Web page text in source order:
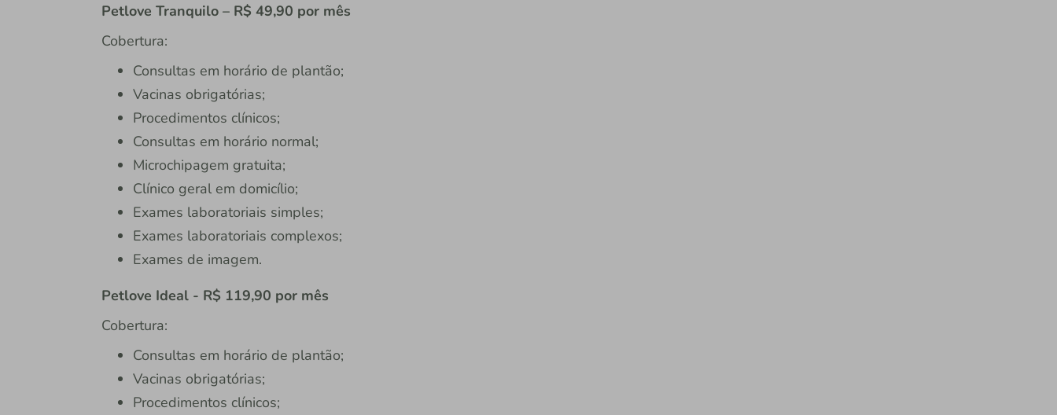
Petlove Tranquilo – R$ 49,90 por mês
Cobertura:
Consultas em horário de plantão;
Vacinas obrigatórias;
Procedimentos clínicos;
Consultas em horário normal;
Microchipagem gratuita;
Clínico geral em domicílio;
Exames laboratoriais simples;
Exames laboratoriais complexos;
Exames de imagem.
Petlove Ideal - R$ 119,90 por mês
Cobertura:
Consultas em horário de plantão;
Vacinas obrigatórias;
Procedimentos clínicos;